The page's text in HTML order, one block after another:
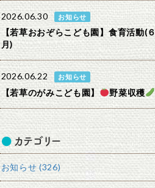
2026.06.30 お知らせ
【若草おおぞらこども園】食育活動(６
月)
2026.06.22 お知らせ
【若草のがみこども園】 野菜収穫
カテゴリー
お知らせ (326)